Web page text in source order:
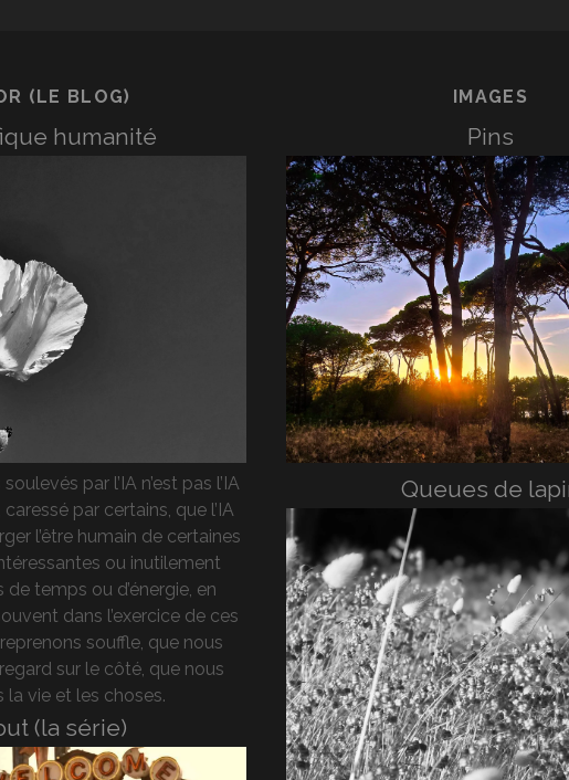
(LE BLOG)
humanité
par l’IA n’est pas l’IA
par certains, que l’IA
l’être humain de certaines
ou inutilement
temps ou d’énergie, en
dans l’exercice de ces
souffle, que nous
sur le côté, que nous
la vie et les choses.
(la série)
IMAGES
Pins
Queues de